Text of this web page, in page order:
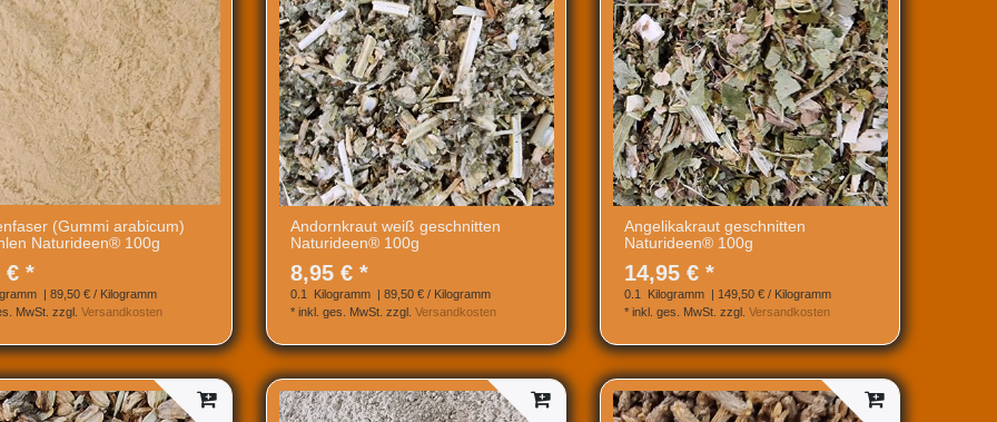
(Gummi arabicum)
Naturideen® 100g
€ *
| 89,50 € / Kilogramm
MwSt. zzgl. Versandkosten
Andornkraut weiß geschnitten
Naturideen® 100g
8,95 € *
0.1 Kilogramm | 89,50 € / Kilogramm
* inkl. ges. MwSt. zzgl. Versandkosten
Angelikakraut geschnitten
Naturideen® 100g
14,95 € *
0.1 Kilogramm | 149,50 € / Kilogramm
* inkl. ges. MwSt. zzgl. Versandkosten